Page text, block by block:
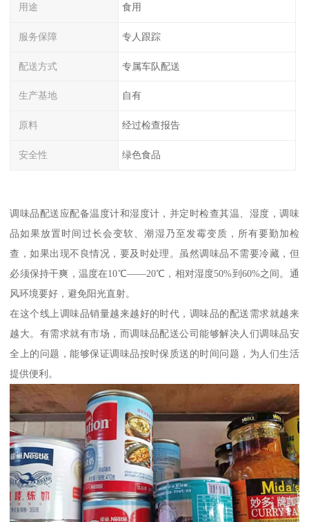
用途 食用
服务保障 专人跟踪
配送方式 专属车队配送
生产基地 自有
原料 经过检查报告
安全性 绿色食品
调味品配送应配备温度计和湿度计，并定时检查其温、湿度，调味
品如果放置时间过长会变软、潮湿乃至发霉变质，所有要勤加检
查，如果出现不良情况，要及时处理。虽然调味品不需要冷藏，但
必须保持干爽，温度在10℃——20℃，相对湿度50%到60%之间。通
风环境要好，避免阳光直射。
在这个线上调味品销量越来越好的时代，调味品的配送需求就越来
越大。有需求就有市场，而调味品配送公司能够解决人们调味品安
全上的问题，能够保证调味品按时保质送的时间问题，为人们生活
提供便利。